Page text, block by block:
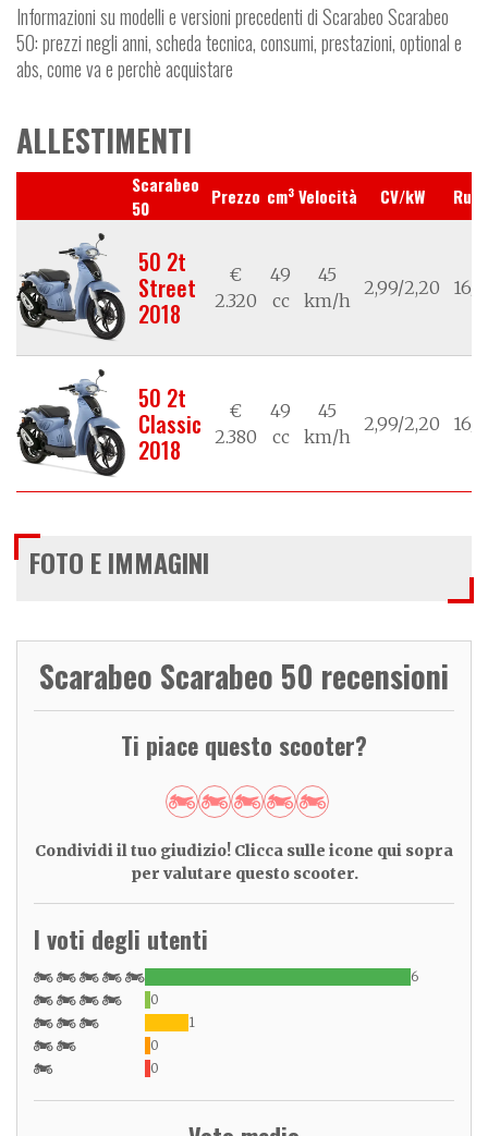
Informazioni su modelli e versioni precedenti di Scarabeo Scarabeo
50: prezzi negli anni, scheda tecnica, consumi, prestazioni, optional e
abs, come va e perchè acquistare
ALLESTIMENTI
Scarabeo
50
Prezzo cm3 Velocità CV/kW
50 2t
Street
2018
€
2.320
49
cc
45
km/h
2,99/2,20 16/
50 2t
Classic
2018
€
2.380
49
cc
45
km/h
2,99/2,20 16/
FOTO E IMMAGINI
Scarabeo Scarabeo 50 recensioni
Ti piace questo scooter?
Condividi il tuo giudizio! Clicca sulle icone qui sopra
per valutare questo scooter.
I voti degli utenti
6
0
1
0
0